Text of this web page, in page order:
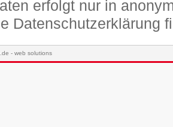
erfolgt nur in
Datenschutzerklärung
- web solutions